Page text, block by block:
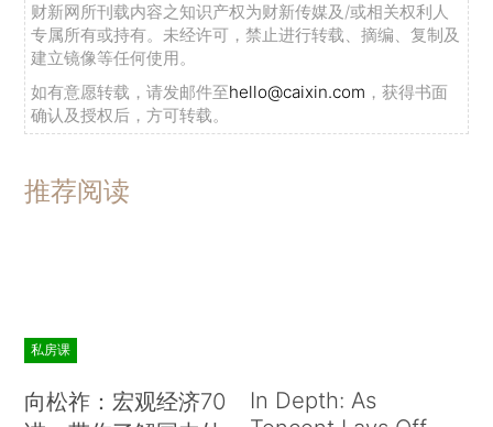
财新网所刊载内容之知识产权为财新传媒及/或相关权利人
专属所有或持有。未经许可，禁止进行转载、摘编、复制及
建立镜像等任何使用。
如有意愿转载，请发邮件至hello@caixin.com ，获得书面
确认及授权后，方可转载。
推荐阅读
私房课
向松祚：宏观经济70
In Depth: As